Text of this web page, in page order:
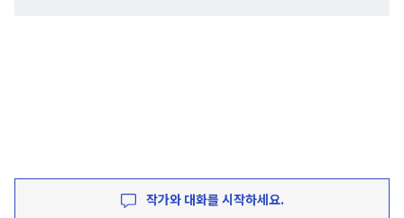
작가와 대화를 시작하세요.